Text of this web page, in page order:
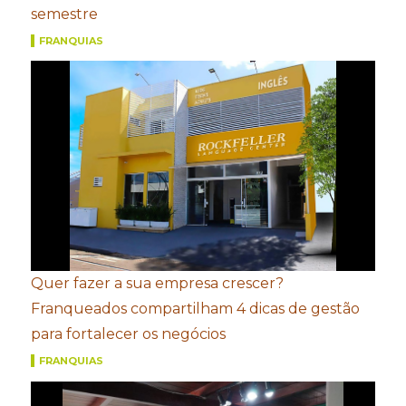
semestre
FRANQUIAS
Quer fazer a sua empresa crescer?
Franqueados compartilham 4 dicas de gestão
para fortalecer os negócios
FRANQUIAS